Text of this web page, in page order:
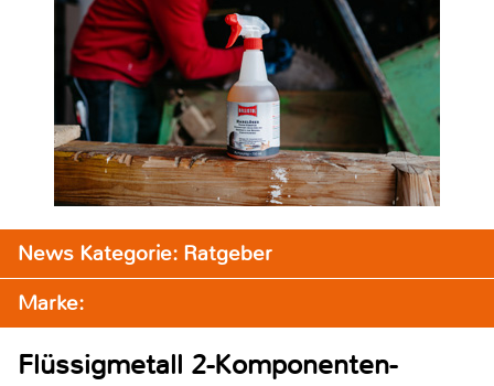
News Kategorie: Ratgeber
Marke:
Flüssigmetall 2-Komponenten-